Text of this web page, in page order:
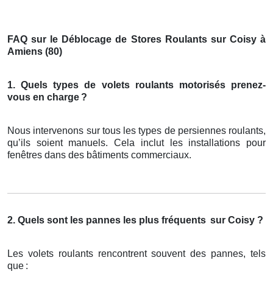
FAQ sur le Déblocage de Stores Roulants sur Coisy à
Amiens (80)
1. Quels types de volets roulants motorisés prenez-
vous en charge ?
Nous intervenons sur tous les types de persiennes roulants,
qu’ils soient manuels. Cela inclut les installations pour
fenêtres dans des bâtiments commerciaux.
2. Quels sont les pannes les plus fréquents sur Coisy ?
Les volets roulants rencontrent souvent des pannes, tels
que :